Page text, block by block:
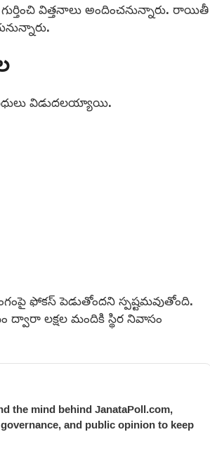
విత్తనాలు అందించనున్నారు. రాయితీ
విడుదలయ్యాయి.
ఫోకస్ పెడుతోందని స్పష్టమవుతోంది.
ద్వారా లక్షల మందికి స్థిర నివాసం
the mind behind JanataPoll.com,
and public opinion to keep